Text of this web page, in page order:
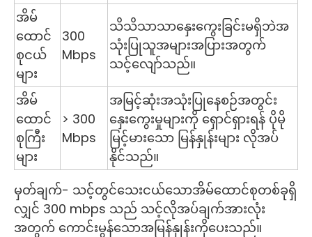
အိမ်
ထောင်
စုငယ်
များ
300
Mbps
သိသိသာသာနှေးကွေးခြင်းမရှိဘဲအ
သုံးပြုသူအများအပြားအတွက်
သင့်လျော်သည်။
အိမ်
ထောင်
စုကြီး
များ
> 300
Mbps
အမြင့်ဆုံးအသုံးပြုနေစဉ်အတွင်း
နှေးကွေးမှုများကို ရှောင်ရှားရန် ပိုမို
မြင့်မားသော မြန်နှုန်းများ လိုအပ်
နိုင်သည်။
မှတ်ချက်- သင့်တွင်သေးငယ်သောအိမ်ထောင်စုတစ်ခုရှိ
လျှင် 300 mbps သည် သင့်လိုအပ်ချက်အားလုံး
အတွက် ကောင်းမွန်သောအမြန်နှုန်းကိုပေးသည်။